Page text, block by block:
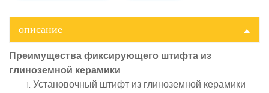
описание
Преимущества фиксирующего штифта из
глиноземной керамики
Установочный штифт из глиноземной керамики